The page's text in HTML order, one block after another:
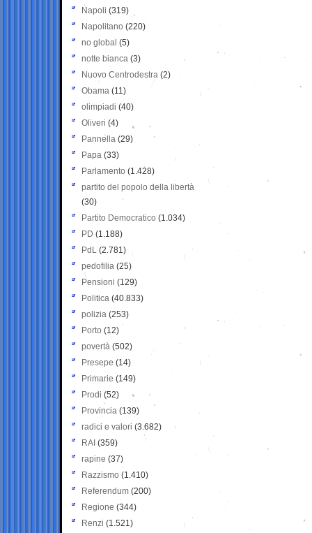
Napoli (319)
Napolitano (220)
no global (5)
notte bianca (3)
Nuovo Centrodestra (2)
Obama (11)
olimpiadi (40)
Oliveri (4)
Pannella (29)
Papa (33)
Parlamento (1.428)
partito del popolo della libertà
(30)
Partito Democratico (1.034)
PD (1.188)
PdL (2.781)
pedofilia (25)
Pensioni (129)
Politica (40.833)
polizia (253)
Porto (12)
povertà (502)
Presepe (14)
Primarie (149)
Prodi (52)
Provincia (139)
radici e valori (3.682)
RAI (359)
rapine (37)
Razzismo (1.410)
Referendum (200)
Regione (344)
Renzi (1.521)